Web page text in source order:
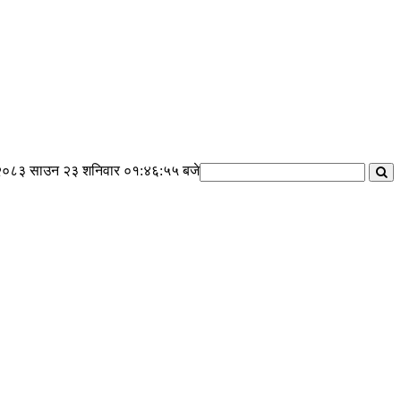
साउन २३ शनिवार ०१:४६:५६ बजे